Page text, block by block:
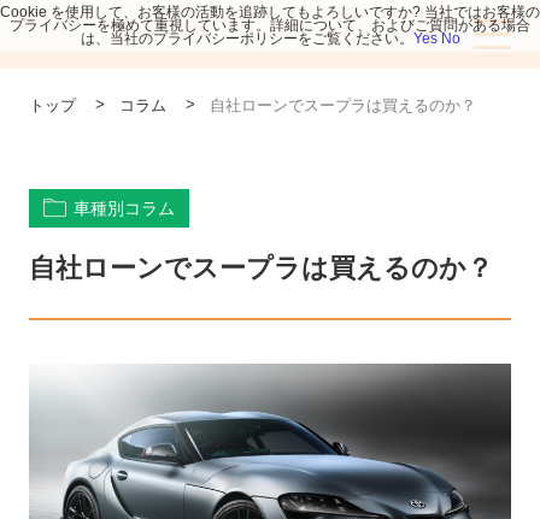
トップ > コラム > 自社ローンでスープラは買えるのか？
車種別コラム
自社ローンでスープラは買えるのか？
Cookie を使用して、お客様の活動を追跡してもよろしいですか? 当社ではお客様の
プライバシーを極めて重視しています。詳細について、およびご質問がある場合
は、当社のプライバシーポリシーをご覧ください。 Yes No